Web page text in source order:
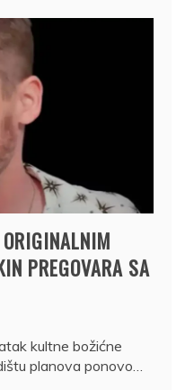
PREGOVARA SA
kultne božićne
planova ponovo…